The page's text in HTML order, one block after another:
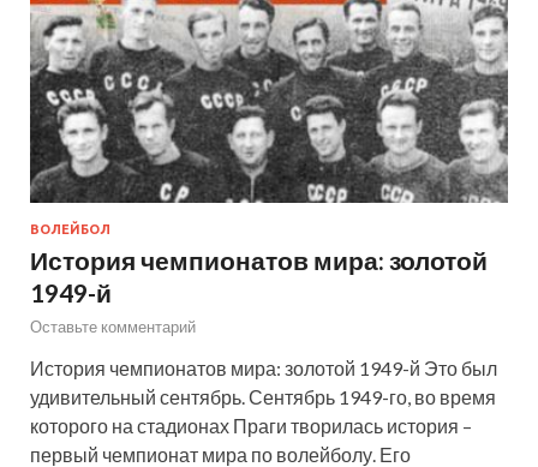
ВОЛЕЙБОЛ
История чемпионатов мира: золотой
1949-й
Оставьте комментарий
История чемпионатов мира: золотой 1949-й Это был
удивительный сентябрь. Сентябрь 1949-го, во время
которого на стадионах Праги творилась история –
первый чемпионат мира по волейболу. Его